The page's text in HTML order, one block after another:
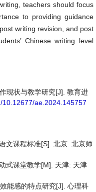
teachers should focus
to providing guidance
writing revision, and post
Chinese writing level
现状与教学研究[J]. 教育进
10.12677/ae.2024.145757
文课程标准[S]. 北京: 北京师
式课堂教学[M]. 天津: 天津
能感的特点研究[J]. 心理科